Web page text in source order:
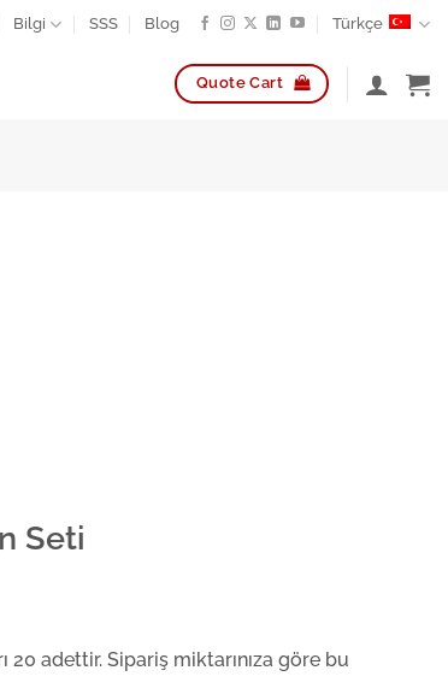
Bilgi SSS Blog Türkçe
Quote Cart
Seti
adettir. Sipariş miktarınıza göre bu